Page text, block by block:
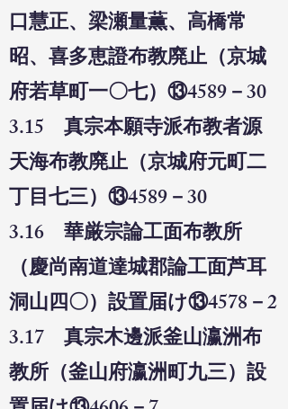
口慧正、梁瀬量薫、高橋常
昭、喜多恵證布教廃止（京城
府若草町一〇七）⑬4589－30
3.15 真宗本願寺派布教者源
天海布教廃止（京城府元町二
丁目七三）⑬4589－30
3.16 華厳宗論工面布教所
（慶尚南道達城郡論工面芦耳
洞山四〇）設置届け⑬4578－2
3.17 真宗木邊派釜山瀛洲布
教所（釜山府瀛洲町九三）設